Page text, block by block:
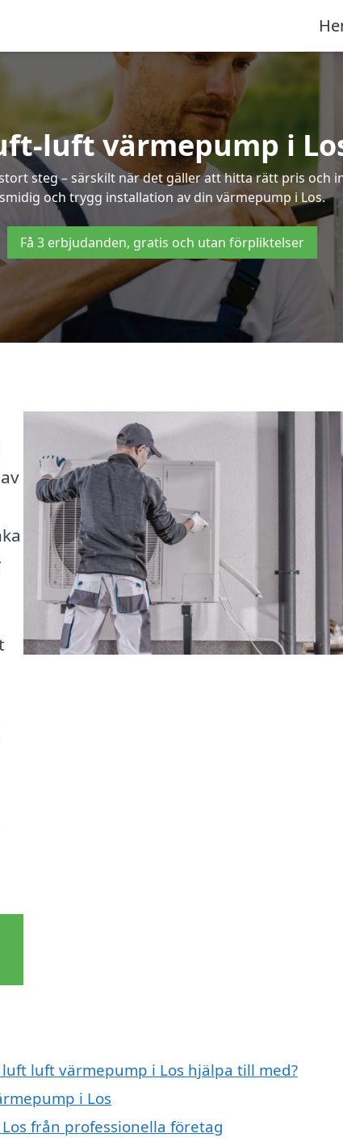
luft värmepump i
steg – särskilt när det gäller att hitta rätt pris och
smidig och trygg installation av din värmepump i Los.
Få 3 erbjudanden, gratis och utan förpliktelser
luft värmepump i Los hjälpa till med?
i Los
från professionella företag